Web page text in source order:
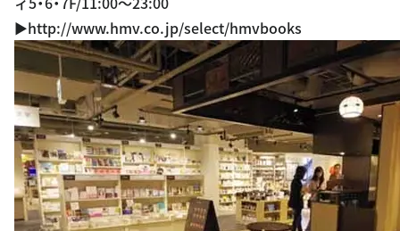
▶︎http://www.hmv.co.jp/select/hmvbooks